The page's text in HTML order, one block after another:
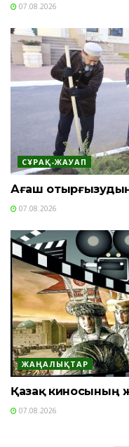
07.08.2026
СҰРАҚ-ЖАУАП
Ағаш
07.08.2026
ЖАҢАЛЫҚТАР
Қазақ киносының
07.08.2026